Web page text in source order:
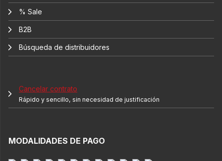
% Sale
B2B
Búsqueda de distribuidores
Cancelar contrato
Rápido y sencillo, sin necesidad de justificación
MODALIDADES DE PAGO